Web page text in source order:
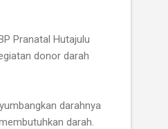
Pranatal Hutajulu
donor darah
darahnya
darah.